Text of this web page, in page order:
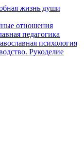
жизнь души
отношения
педагогика
психология
Рукоделие